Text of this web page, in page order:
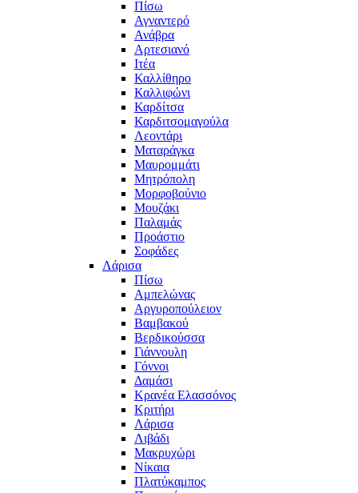
Πίσω
Αγναντερό
Ανάβρα
Αρτεσιανό
Ιτέα
Καλλίθηρο
Καλλιφώνι
Καρδίτσα
Καρδιτσομαγούλα
Λεοντάρι
Ματαράγκα
Μαυρομμάτι
Μητρόπολη
Μορφοβούνιο
Μουζάκι
Παλαμάς
Προάστιο
Σοφάδες
Λάρισα
Πίσω
Αμπελώνας
Αργυροπούλειον
Βαμβακού
Βερδικούσσα
Γιάννουλη
Γόννοι
Δαμάσι
Κρανέα Ελασσόνος
Κριτήρι
Λάρισα
Λιβάδι
Μακρυχώρι
Νίκαια
Πλατύκαμπος